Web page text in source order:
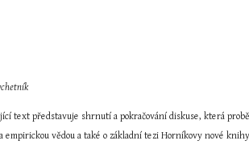
text představuje shrnutí a pokračování diskuse, která
empirickou vědou a také o základní tezi Horníkovy nové knihy